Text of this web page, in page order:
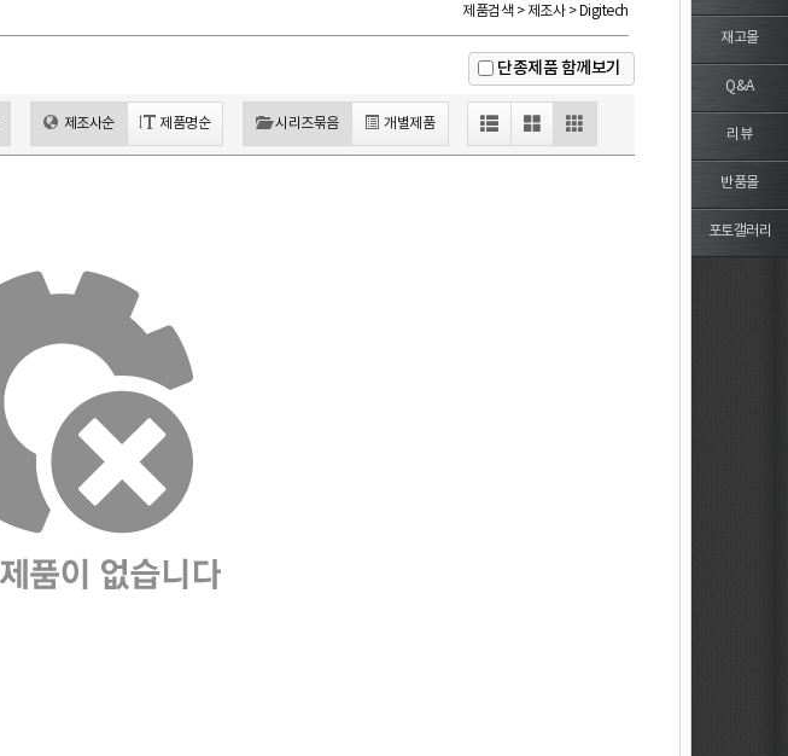
제품검색 > 제조사 > Digitech
단종제품 함께보기
제조사순 제품명순 시리즈묶음 개별제품
재고몰
Q&A
리뷰
반품몰
포토갤러리